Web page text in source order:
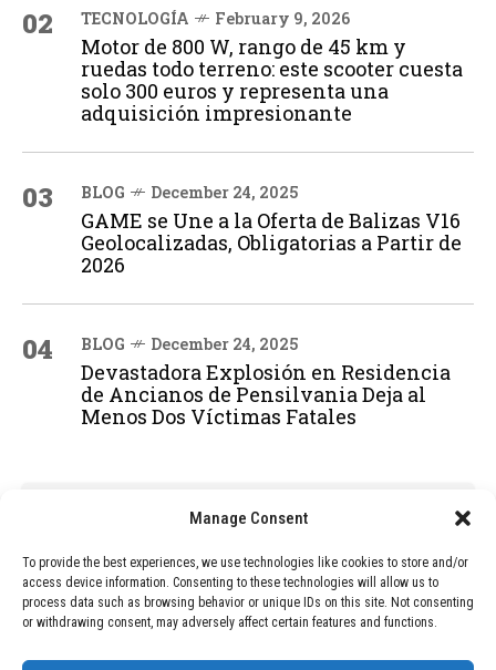
Manage Consent
To provide the best experiences, we use technologies like cookies to store and/or
access device information. Consenting to these technologies will allow us to
process data such as browsing behavior or unique IDs on this site. Not consenting
or withdrawing consent, may adversely affect certain features and functions.
02 TECNOLOGÍA February 9, 2026
Motor de 800 W, rango de 45 km y
ruedas todo terreno: este scooter cuesta
solo 300 euros y representa una
adquisición impresionante
03 BLOG December 24, 2025
GAME se Une a la Oferta de Balizas V16
Geolocalizadas, Obligatorias a Partir de
2026
04 BLOG December 24, 2025
Devastadora Explosión en Residencia
de Ancianos de Pensilvania Deja al
Menos Dos Víctimas Fatales